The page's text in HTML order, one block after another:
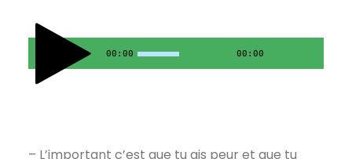
00:00 00:00
– L’important c’est que tu ais peur et que tu